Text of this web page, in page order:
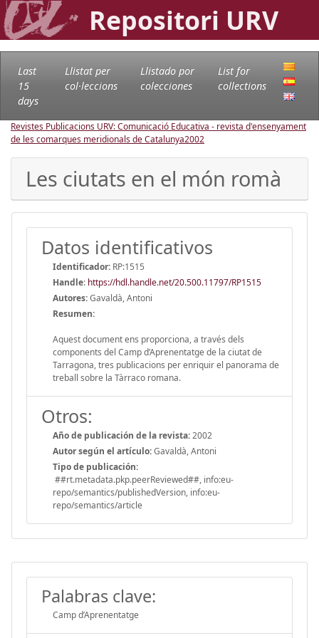
Repositori URV
Last
15
days
Llistat per
col·leccions
Llistado por
colecciones
List for
collections
Revistes Publicacions URV: Comunicació Educativa - revista d'ensenyament
de les comarques meridionals de Catalunya2002
Les ciutats en el món romà
Datos identificativos
Identificador: RP:1515
Handle: https://hdl.handle.net/20.500.11797/RP1515
Autores:Gavaldà, Antoni
Resumen:
Aquest document ens proporciona, a través dels
components del Camp d’Aprenentatge de la ciutat de
Tarragona, tres publicacions per enriquir el panorama de
treball sobre la Tàrraco romana.
Otros:
Año de publicación de la revista:2002
Autor según el artículo:Gavaldà, Antoni
Tipo de publicación:
##rt.metadata.pkp.peerReviewed##, info:eu-
repo/semantics/publishedVersion, info:eu-
repo/semantics/article
Palabras clave:
Camp d’Aprenentatge